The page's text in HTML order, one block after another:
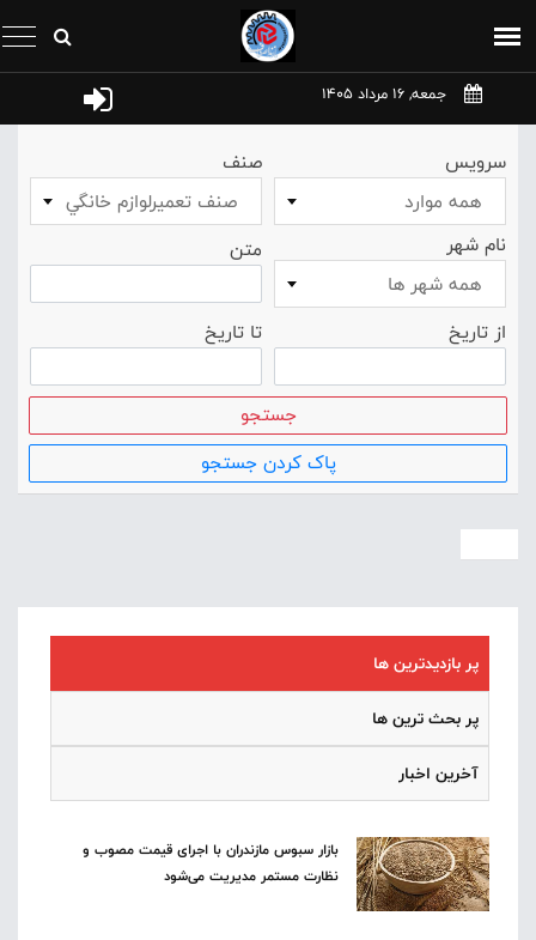
جمعه, 16 مرداد 1405
سرویس
همه موارد
صنف
صنف تعميرلوازم خانگي
نام شهر
همه شهر ها
متن
از تاریخ تا تاریخ
جستجو
پاک کردن جستجو
پر بازدیدترین ها
پر بحث ترین ها
آخرین اخبار
بازار سبوس مازندران با اجرای قیمت مصوب و
نظارت مستمر مدیریت می‌شود